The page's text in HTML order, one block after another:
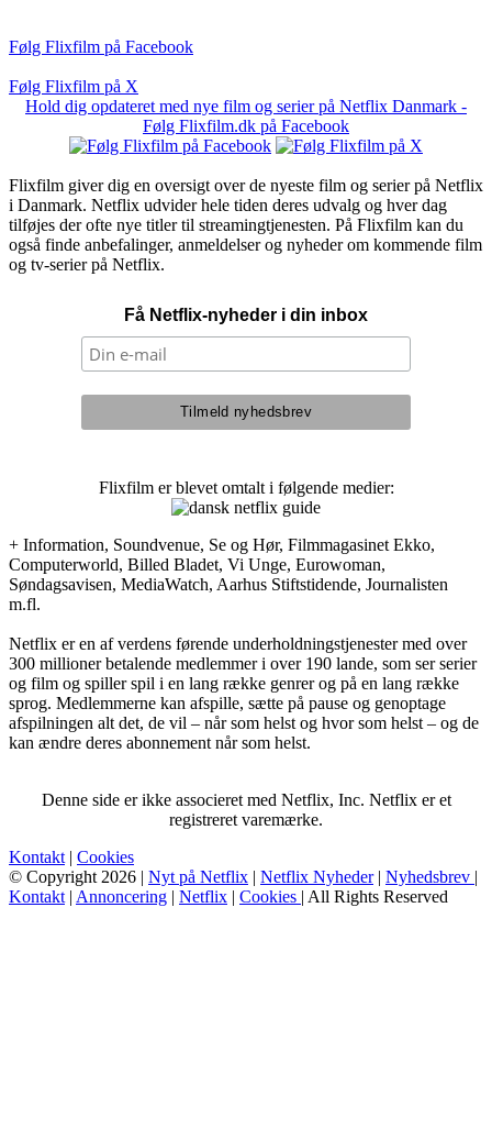
Følg Flixfilm på Facebook
Følg Flixfilm på X
Hold dig opdateret med nye film og serier på Netflix Danmark -
Følg Flixfilm.dk på Facebook
Flixfilm giver dig en oversigt over de nyeste film og serier på Netflix
i Danmark. Netflix udvider hele tiden deres udvalg og hver dag
tilføjes der ofte nye titler til streamingtjenesten. På Flixfilm kan du
også finde anbefalinger, anmeldelser og nyheder om kommende film
og tv-serier på Netflix.
Få Netflix-nyheder i din inbox
Flixfilm er blevet omtalt i følgende medier:
+ Information, Soundvenue, Se og Hør, Filmmagasinet Ekko,
Computerworld, Billed Bladet, Vi Unge, Eurowoman,
Søndagsavisen, MediaWatch, Aarhus Stiftstidende, Journalisten
m.fl.
Netflix er en af verdens førende underholdningstjenester med over
300 millioner betalende medlemmer i over 190 lande, som ser serier
og film og spiller spil i en lang række genrer og på en lang række
sprog. Medlemmerne kan afspille, sætte på pause og genoptage
afspilningen alt det, de vil – når som helst og hvor som helst – og de
kan ændre deres abonnement når som helst.
Denne side er ikke associeret med Netflix, Inc. Netflix er et
registreret varemærke.
Kontakt | Cookies
© Copyright 2026 | Nyt på Netflix | Netflix Nyheder| Nyhedsbrev |
Kontakt | Annoncering | Netflix | Cookies | All Rights Reserved